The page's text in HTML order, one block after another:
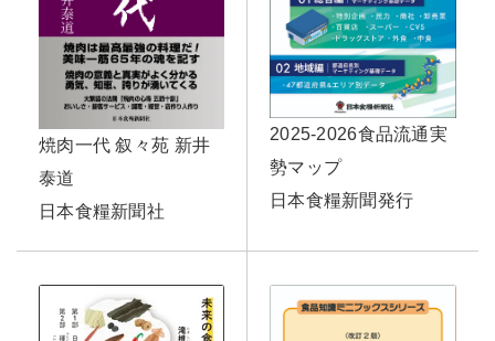
焼肉一代 叙々苑 新井
泰道
日本食糧新聞社
2025-2026食品流通実
勢マップ
日本食糧新聞発行